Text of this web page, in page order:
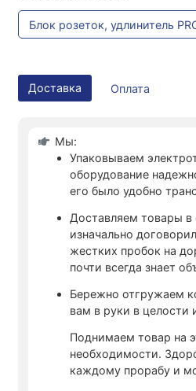
Блок розеток, удлинитель
Доставка Оплата
Мы:
Упаковываем
оборудование
его было удобно
Доставляем товары
изначально
жестких пробок на
почти всегда знает
Бережно отгружаем
вам в руки в целости
Поднимаем товар на
необходимости.
каждому прорабу и